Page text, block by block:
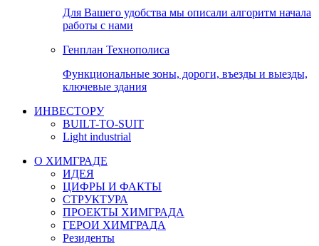
Для Вашего удобства мы описали алгоритм начала
работы с нами
Генплан Технополиса
Функциональные зоны, дороги, въезды и выезды,
ключевые здания
ИНВЕСТОРУ
BUILT-TO-SUIT
Light industrial
О ХИМГРАДЕ
ИДЕЯ
ЦИФРЫ И ФАКТЫ
СТРУКТУРА
ПРОЕКТЫ ХИМГРАДА
ГЕРОИ ХИМГРАДА
Резиденты